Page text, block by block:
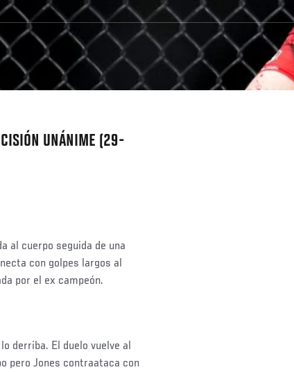
UNÁNIME (29-
al cuerpo seguida de una
con golpes largos al
por el ex campeón.
derriba. El duelo vuelve al
pero Jones contraataca con